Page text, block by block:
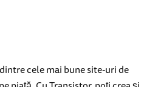
cele mai bune site-uri de